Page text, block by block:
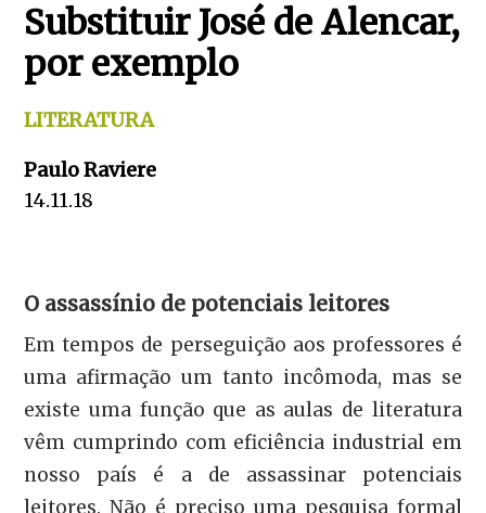
Substituir José de Alencar,
por exemplo
LITERATURA
Paulo Raviere
14.11.18
O assassínio de potenciais leitores
Em tempos de perseguição aos professores é
uma afirmação um tanto incômoda, mas se
existe uma função que as aulas de literatura
vêm cumprindo com eficiência industrial em
nosso país é a de assassinar potenciais
leitores. Não é preciso uma pesquisa formal